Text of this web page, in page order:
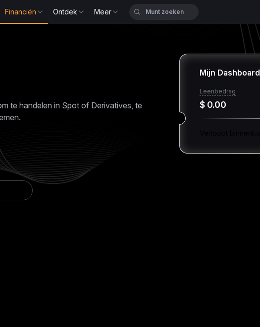
Financiën Ontdek Meer
te handelen in Spot of Derivatives, te
Mijn Dashboard
Leenbedrag
$ 0.00